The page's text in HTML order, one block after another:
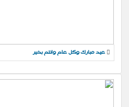
عيد مبارك وكل عام وانتم بخير